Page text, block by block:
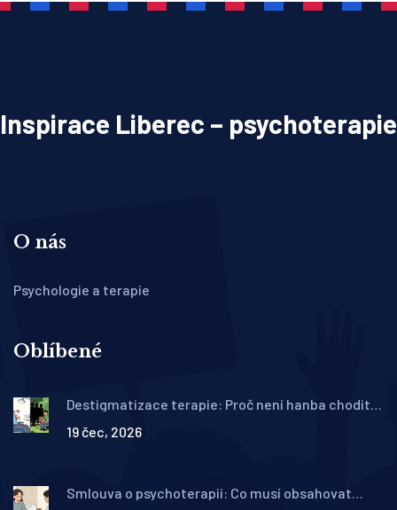
Inspirace Liberec – psychoterapie
O nás
Psychologie a terapie
Oblíbené
Destigmatizace terapie: Proč není hanba chodit k
19 čec, 2026
Smlouva o psychoterapii: Co musí obsahovat